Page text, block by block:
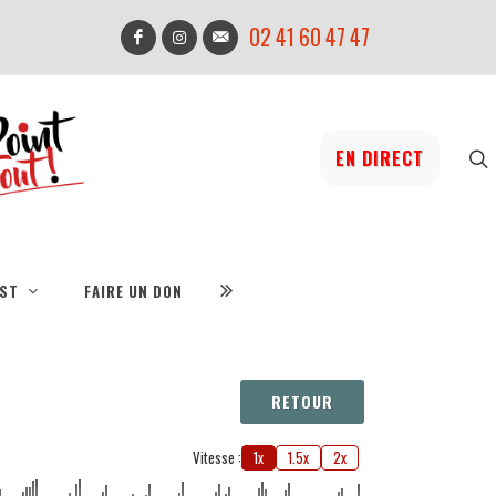
02 41 60 47 47
EN DIRECT
FAIRE UN DON
RETOUR
Vitesse : 1x 1.5x 2x